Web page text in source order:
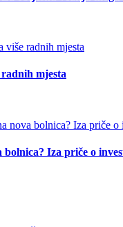
mjesta
Iza priče o